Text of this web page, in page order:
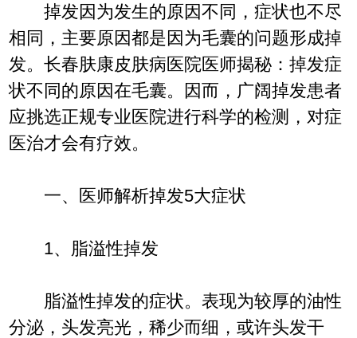
掉发因为发生的原因不同，症状也不尽
相同，主要原因都是因为毛囊的问题形成掉
发。长春肤康皮肤病医院医师揭秘：掉发症
状不同的原因在毛囊。因而，广阔掉发患者
应挑选正规专业医院进行科学的检测，对症
医治才会有疗效。
一、医师解析掉发5大症状
1、脂溢性掉发
脂溢性掉发的症状。表现为较厚的油性
分泌，头发亮光，稀少而细，或许头发干